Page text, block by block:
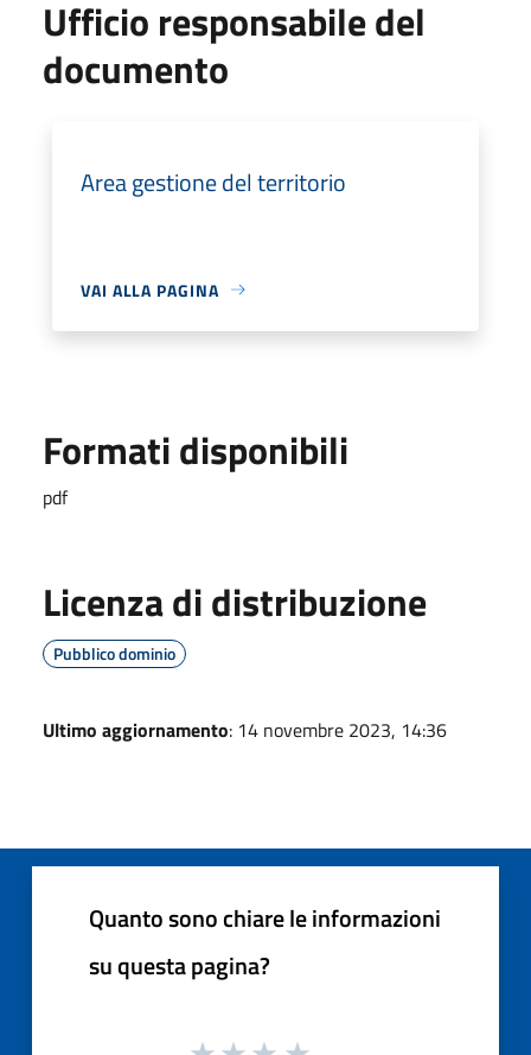
Ufficio responsabile del
documento
Area gestione del territorio
VAI ALLA PAGINA
Formati disponibili
pdf
Licenza di distribuzione
Pubblico dominio
Ultimo aggiornamento: 14 novembre 2023, 14:36
Quanto sono chiare le informazioni
su questa pagina?